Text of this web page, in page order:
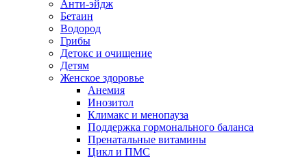
Анти-эйдж
Бетаин
Водород
Грибы
Детокс и очищение
Детям
Женское здоровье
Анемия
Инозитол
Климакс и менопауза
Поддержка гормонального баланса
Пренатальные витамины
Цикл и ПМС